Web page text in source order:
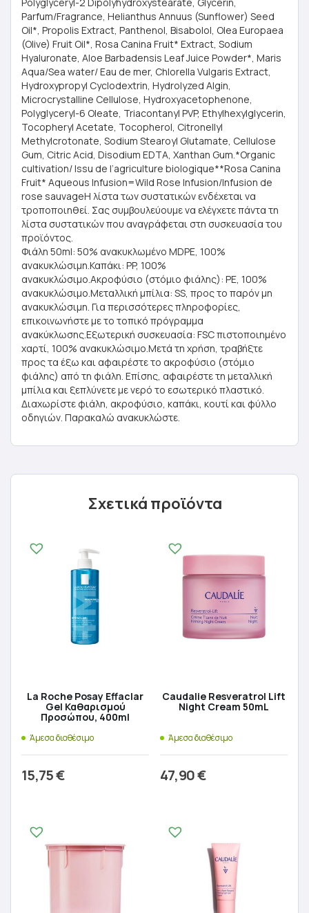
Parfum/Fragrance, Helianthus Annuus (Sunflower) Seed
Oil*, Propolis Extract, Panthenol, Bisabolol, Olea Europaea
(Olive) Fruit Oil*, Rosa Canina Fruit* Extract, Sodium
Hyaluronate, Aloe Barbadensis Leaf Juice Powder*, Maris
Aqua/Sea water/ Eau de mer, Chlorella Vulgaris Extract,
Hydroxypropyl Cyclodextrin, Hydrolyzed Algin,
Microcrystalline Cellulose, Hydroxyacetophenone,
Polyglyceryl-6 Oleate, Triacontanyl PVP, Ethylhexylglycerin,
Tocopheryl Acetate, Tocopherol, Citronellyl
Methylcrotonate, Sodium Stearoyl Glutamate, Cellulose
Gum, Citric Acid, Disodium EDTA, Xanthan Gum.*Organic
cultivation/ Issu de l’agriculture biologique**Rosa Canina
Fruit* Aqueous Infusion=Wild Rose Infusion/Infusion de
rose sauvageΗ λίστα των συστατικών ενδέχεται να
τροποποιηθεί. Σας συμβουλεύουμε να ελέγχετε πάντα τη
λίστα συστατικών που αναγράφεται στη συσκευασία του
προϊόντος.
Φιάλη 50ml: 50% ανακυκλωμένο MDPE, 100%
ανακυκλώσιμη.Καπάκι: PP, 100%
ανακυκλώσιμο.Aκροφύσιο (στόμιο φιάλης): PE, 100%
ανακυκλώσιμo.Μεταλλική μπίλια: SS, προς το παρόν μη
ανακυκλώσιμη. Για περισσότερες πληροφορίες,
επικοινωνήστε με το τοπικό πρόγραμμα
ανακύκλωσης.Εξωτερική συσκευασία: FSC πιστοποιημένο
χαρτί, 100% ανακυκλώσιμο.Μετά τη χρήση, τραβήξτε
προς τα έξω και αφαιρέστε το ακροφύσιο (στόμιο
φιάλης) από τη φιάλη. Επίσης, αφαιρέστε τη μεταλλική
μπίλια και ξεπλύνετε με νερό το εσωτερικό πλαστικό.
Διαχωρίστε φιάλη, ακροφύσιο, καπάκι, κουτί και φύλλο
οδηγιών. Παρακαλώ ανακυκλώστε.
Σχετικά προϊόντα
La Roche Posay Effaclar
Gel Καθαρισμού
Προσώπου, 400ml
Άμεσα διαθέσιμο
15,75€
Caudalie Resveratrol Lift
Night Cream 50mL
Άμεσα διαθέσιμο
47,90€